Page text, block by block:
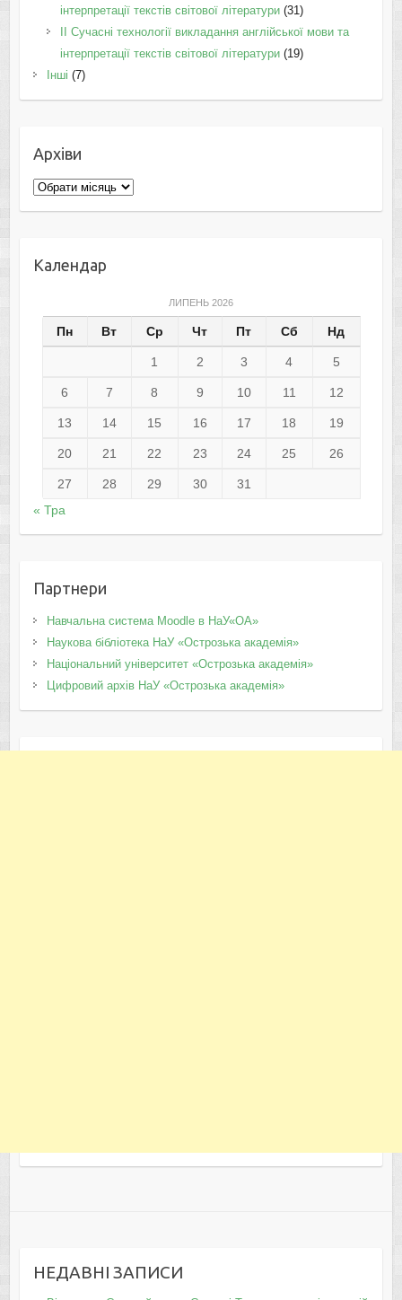
інтерпретації текстів світової літератури(31)
II Cучасні технології викладання англійської мови та
інтерпретації текстів світової літератури(19)
Інші (7)
Архіви
Архіви
Календар
ЛИПЕНЬ 2026
Пн Вт Ср Чт Пт Сб Нд
1 2 3 4 5
6 7 8 9 10 11 12
13 14 15 16 17 18 19
20 21 22 23 24 25 26
27 28 29 30
31
« Тра
Партнери
Навчальна система Moodle в НаУ«ОА»
Наукова бібліотека НаУ «Острозька академія»
Національний університет «Острозька академія»
Цифровий архів НаУ «Острозька академія»
НЕДАВНІ ЗАПИСИ